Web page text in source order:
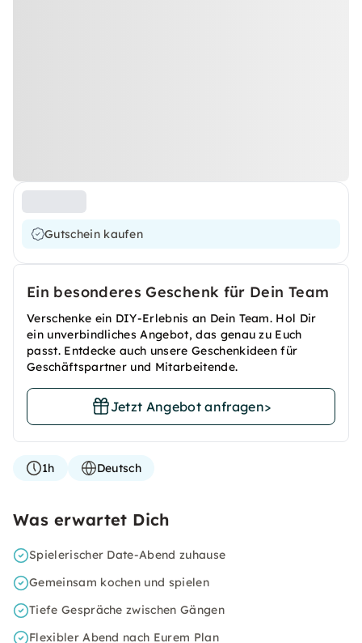
Gutschein kaufen
Ein besonderes Geschenk für Dein Team
Verschenke ein DIY-Erlebnis an Dein Team. Hol Dir
ein unverbindliches Angebot, das genau zu Euch
passt. Entdecke auch unsere Geschenkideen für
Geschäftspartner und Mitarbeitende.
Jetzt Angebot anfragen>
1h Deutsch
Was erwartet Dich
Spielerischer Date-Abend zuhause
Gemeinsam kochen und spielen
Tiefe Gespräche zwischen Gängen
Flexibler Abend nach Eurem Plan